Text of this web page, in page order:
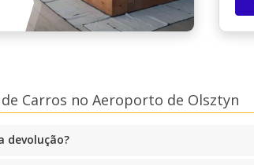
Carros no Aeroporto de Olsztyn
devolução?